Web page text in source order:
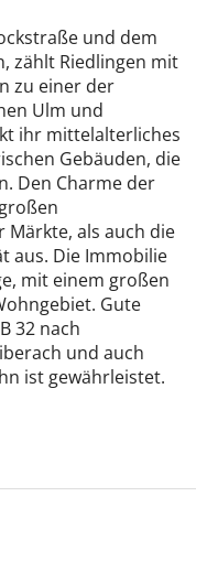
und dem
zählt Riedlingen mit
zu einer der
Ulm und
ihr mittelalterliches
Gebäuden, die
Den Charme der
Märkte, als auch die
aus. Die Immobilie
mit einem großen
Gute
32 nach
und auch
ist gewährleistet.